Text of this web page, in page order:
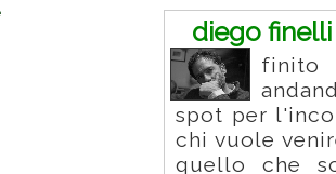
diego finelli
finito
spot per
chi vuole
quello che